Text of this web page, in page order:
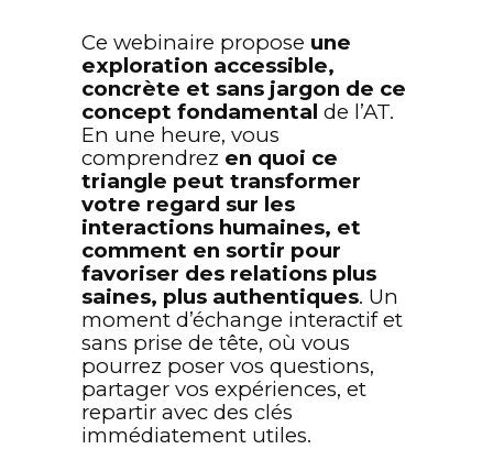
Ce webinaire propose une
exploration accessible,
concrète et sans jargon de ce
concept fondamental de l’AT.
En une heure, vous
comprendrez en quoi ce
triangle peut transformer
votre regard sur les
interactions humaines, et
comment en sortir pour
favoriser des relations plus
saines, plus authentiques. Un
moment d’échange interactif et
sans prise de tête, où vous
pourrez poser vos questions,
partager vos expériences, et
repartir avec des clés
immédiatement utiles.